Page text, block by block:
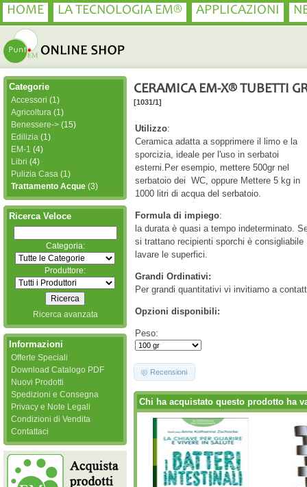
HOME LA TECNOLOGIA EM® APPLICAZIONI
CERAMICA EM-X® TUBETTI
[1031/1]
Utilizzo:
Ceramica adatta a sopprimere il limo e la
sporcizia, ideale per l'uso in serbatoi
esterni.Per esempio, mettere 500gr nel
serbatoio dei WC, oppure Mettere 5 kg in
1000 litri di acqua del serbatoio.
Formula di impiego:
la durata è quasi a tempo indeterminato.
si trattano recipienti sporchi è consigliabile
lavare le superfici.
Grandi Ordinativi:
Per grandi quantitativi vi invitiamo a
Opzioni disponibili:
Peso:
Recensioni
Chi ha acquistato questo prodotto ha
Categorie
Accessori (1)
Agricoltura (1)
Benessere-> (15)
Edilizia (1)
EM-1 (4)
Libri (4)
Pulizia Casa (1)
Trattamento Acque (3)
Ricerca Veloce
Categoria:
Produttore:
Ricerca avanzata
Informazioni
Offerte Speciali
Download Catalogo PDF
Nuovi Prodotti
Spedizioni e Consegna
Privacy e Note Legali
Condizioni di Vendita
Contattaci